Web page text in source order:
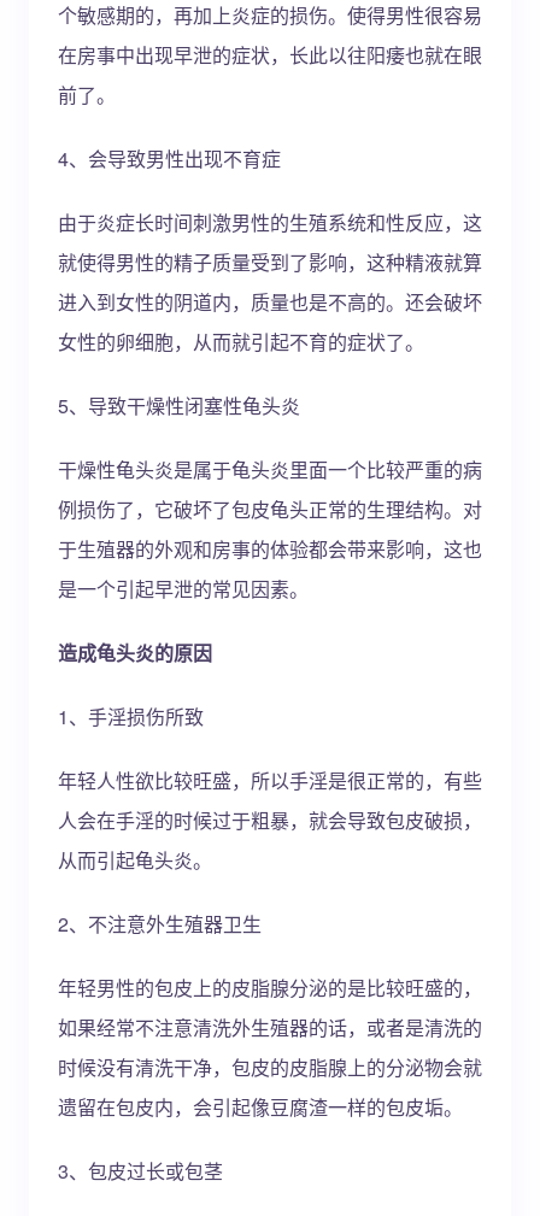
个敏感期的，再加上炎症的损伤。使得男性很容易
在房事中出现早泄的症状，长此以往阳痿也就在眼
前了。
4、会导致男性出现不育症
由于炎症长时间刺激男性的生殖系统和性反应，这
就使得男性的精子质量受到了影响，这种精液就算
进入到女性的阴道内，质量也是不高的。还会破坏
女性的卵细胞，从而就引起不育的症状了。
5、导致干燥性闭塞性龟头炎
干燥性龟头炎是属于龟头炎里面一个比较严重的病
例损伤了，它破坏了包皮龟头正常的生理结构。对
于生殖器的外观和房事的体验都会带来影响，这也
是一个引起早泄的常见因素。
造成龟头炎的原因
1、手淫损伤所致
年轻人性欲比较旺盛，所以手淫是很正常的，有些
人会在手淫的时候过于粗暴，就会导致包皮破损，
从而引起龟头炎。
2、不注意外生殖器卫生
年轻男性的包皮上的皮脂腺分泌的是比较旺盛的，
如果经常不注意清洗外生殖器的话，或者是清洗的
时候没有清洗干净，包皮的皮脂腺上的分泌物会就
遗留在包皮内，会引起像豆腐渣一样的包皮垢。
3、包皮过长或包茎